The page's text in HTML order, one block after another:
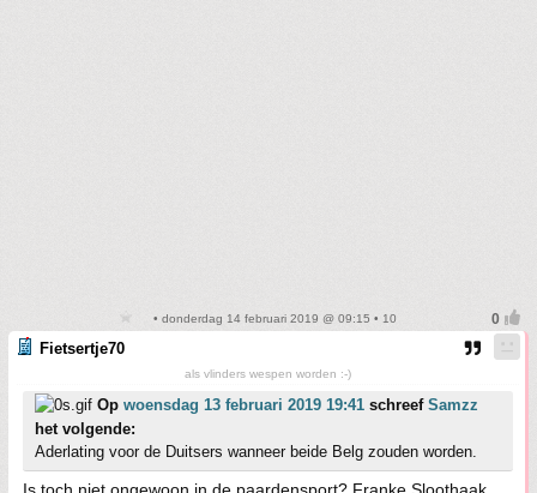
• donderdag 14 februari 2019 @ 09:15 • 10
Fietsertje70
als vlinders wespen worden :-)
Op woensdag 13 februari 2019 19:41 schreef Samzz
het volgende:
Aderlating voor de Duitsers wanneer beide Belg zouden worden.